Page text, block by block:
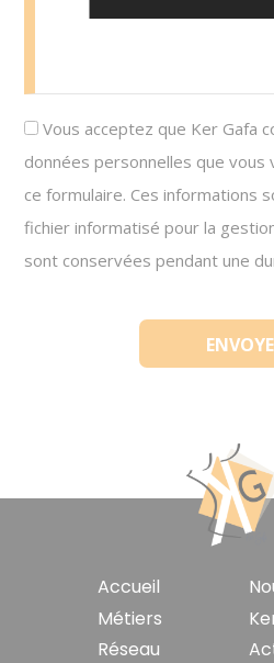
Vous acceptez que Ker Gafa
données personnelles que vous
ce formulaire. Ces informations
fichier informatisé pour la
sont conservées pendant une
principale
Accueil
Métiers
Réseau